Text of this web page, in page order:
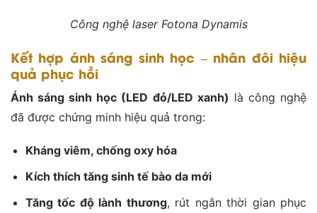
Công nghệ laser Fotona Dynamis
Kết hợp ánh sáng sinh học – nhân đôi hiệu
quả phục hồi
Ánh sáng sinh học (LED đỏ/LED xanh) là công nghệ
đã được chứng minh hiệu quả trong:
Kháng viêm, chống oxy hóa
Kích thích tăng sinh tế bào da mới
Tăng tốc độ lành thương, rút ngắn thời gian phục